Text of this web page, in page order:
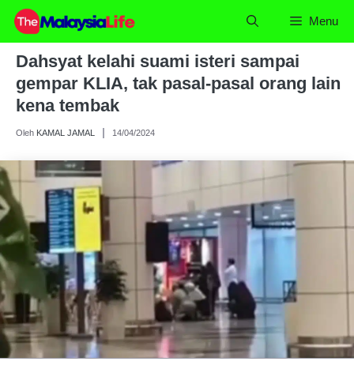
Skip
content
Menu
Dahsyat kelahi suami isteri sampai
gempar KLIA, tak pasal-pasal orang lain
kena tembak
Oleh KAMAL JAMAL 14/04/2024